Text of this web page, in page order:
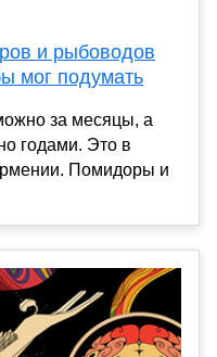
и рыбоводов
мог подумать
за месяцы, а
годами. Это в
Помидоры и